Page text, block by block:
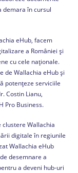
demara în cursul
eHub, facem
a României și
cu cele naționale.
de Wallachia eHub și
potențeze serviciile
Costin Lianu,
Pro Business.
clustere Wallachia
digitale în regiunile
Wallachia eHub
desemnare a
a deveni hub-uri